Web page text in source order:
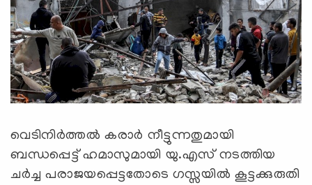
വെടിനിര്‍ത്തല്‍ കരാര്‍ നീട്ടുന്നതുമായി
ബന്ധപ്പെട്ട് ഹമാസുമായി യു.എസ് നടത്തിയ
ചര്‍ച്ച പരാജയപ്പെട്ടതോടെ ഗസ്സയില്‍ കൂട്ടക്കുരുതി